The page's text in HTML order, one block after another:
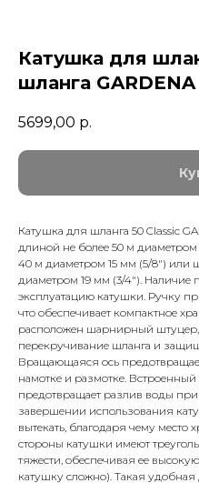
Катушка для
шланга GARDENA
5699,00 р.
Катушка для шланга 50 Classic
длиной не более 50 м
40 м диаметром 15 мм (5/8") или
диаметром 19 мм (3/4"). Наличие
эксплуатацию катушки. Ручку
что обеспечивает компактное
расположен шарнирный
перекручивание шланга и
Вращающаяся ось
намотке и размотке.
предотвращает разлив воды
завершении использования
вытекать, благодаря чему место
стороны катушки имеют
тяжести, обеспечивая ее
катушку сложно). Такая удобная